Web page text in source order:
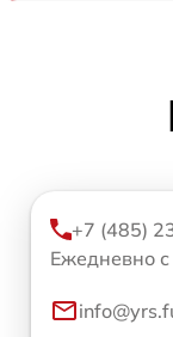
+7 (485)
Ежедневно